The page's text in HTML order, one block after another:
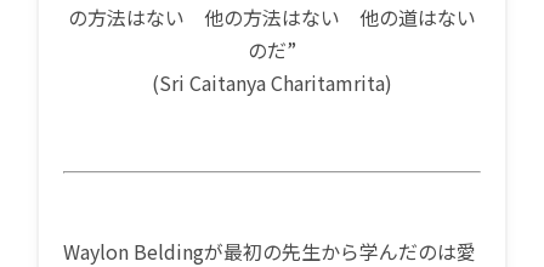
の方法はない 他の方法はない 他の道はない
のだ”
(Sri Caitanya Charitamrita)
Waylon Beldingが最初の先生から学んだのは愛